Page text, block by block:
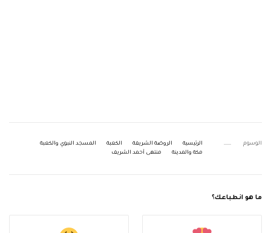
الوسوم الرئيسية الروضة الشريفة الكعبة
المسجد النبوي والكعبة
مكة والمدينة
منتهى أحمد الشريف
ما هو انطباعك؟